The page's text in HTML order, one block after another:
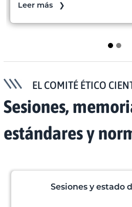
Leer más ❯
EL COMITÉ ÉTICO
Sesiones,
estándares y
Sesiones y estado